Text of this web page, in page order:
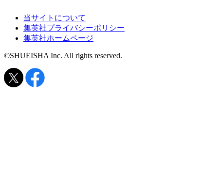
当サイトについて
集英社プライバシーポリシー
集英社ホームページ
©SHUEISHA Inc. All rights reserved.